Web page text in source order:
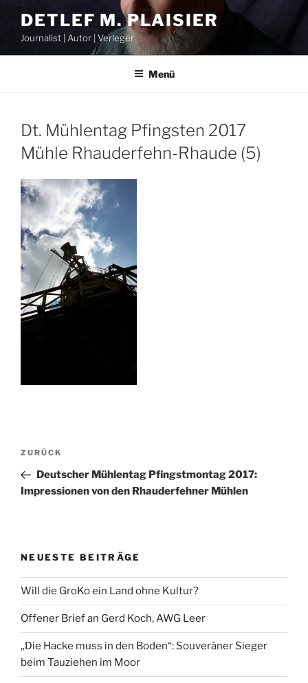
Inhalt
springen
DETLEF M. PLAISIER
Journalist | Autor | Verleger
Menü
Dt. Mühlentag Pfingsten 2017
Mühle Rhauderfehn-Rhaude (5)
Beitragsnavigation
Vorheriger
Beitrag
ZURÜCK
Deutscher Mühlentag Pfingstmontag 2017:
Impressionen von den Rhauderfehner Mühlen
NEUESTE BEITRÄGE
Will die GroKo ein Land ohne Kultur?
Offener Brief an Gerd Koch, AWG Leer
„Die Hacke muss in den Boden“: Souveräner Sieger
beim Tauziehen im Moor